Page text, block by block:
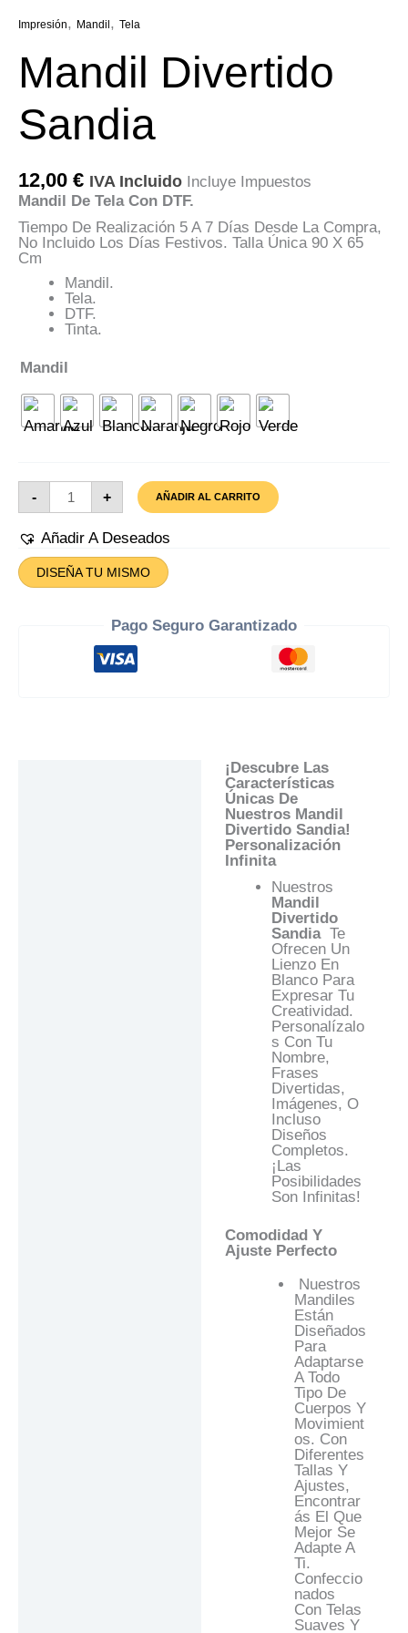
Impresión, Mandil , Tela
Mandil Divertido
Sandia
12,00 € IVA Incluido Incluye Impuestos
Mandil De Tela Con DTF.
Tiempo De Realización 5 A 7 Días Desde La Compra,
No Incluido Los Días Festivos. Talla Única 90 X 65
Cm
Mandil.
Tela.
DTF.
Tinta.
Mandil
-
Mandil
Divertido
Cantidad
+ AÑADIR AL CARRITO
Añadir A Deseados
DISEÑA TU MISMO
Pago Seguro Garantizado
¡Descubre Las
Características
Únicas De
Nuestros Mandil
Divertido Sandia!
Personalización
Infinita
Nuestros
Mandil
Divertido
SandiaTe
Ofrecen Un
Lienzo En
Blanco Para
Expresar Tu
Creatividad.
Personalízalo
S Con Tu
Nombre,
Frases
Divertidas,
Imágenes, O
Incluso
Diseños
Completos.
¡Las
Posibilidades
Son Infinitas!
Comodidad Y
Ajuste Perfecto
Nuestros
Mandiles
Están
Diseñados
Para
Adaptarse
A Todo
Tipo De
Cuerpos Y
Movimient
Os. Con
Diferentes
Tallas Y
Ajustes,
Encontrar
Ás El Que
Mejor Se
Adapte A
Ti.
Confeccio
Nados
Con Telas
Suaves Y